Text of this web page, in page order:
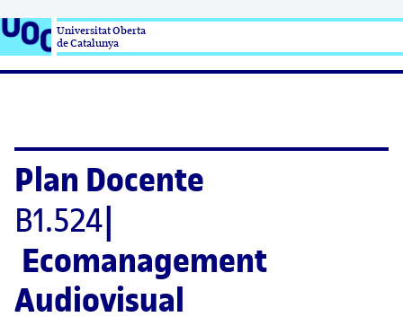
Universitat Oberta
de Catalunya
Plan Docente
B1.524
Ecomanagement
Audiovisual